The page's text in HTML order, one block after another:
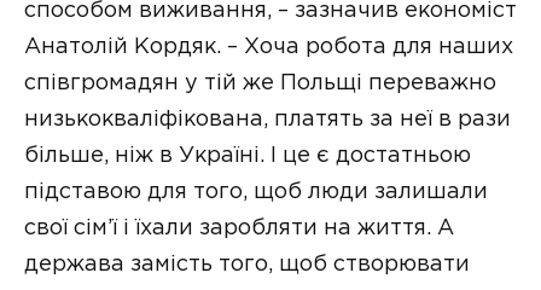
способом виживання, – зазначив економіст
Анатолій Кордяк. – Хоча робота для наших
співгромадян у тій же Польщі переважно
низькокваліфікована, платять за неї в рази
більше, ніж в Україні. І це є достатньою
підставою для того, щоб люди залишали
свої сім’ї і їхали заробляти на життя. А
держава замість того, щоб створювати